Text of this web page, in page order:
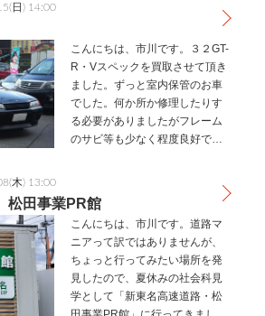
位で山頂、標…
日) 14:00
こんにちは、市川です。３２GT-
R・Vスペックを買取させて頂き
ました。ずっと室内保管のお車
でした。何か所か修理したりす
る必要がありましたがフレーム
のサビ等も少なく程度良好でし
トに感じます。やっぱりRB２６
の音は最高ですね。売約済みア
ップ…
木) 13:00
田事業PR館
こんにちは、市川です。道路マ
ニアって訳ではありませんが、
ちょっと行ってみたい場所を発
見したので、夏休みの社会科見
学として「新東名高速道路・松